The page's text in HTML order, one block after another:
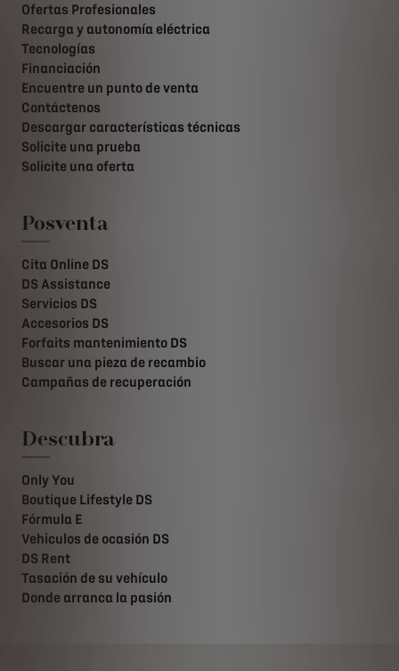
Ofertas Profesionales
Recarga y autonomía eléctrica
Tecnologías
Financiación
Encuentre un punto de venta
Contáctenos
Descargar características técnicas
Solicite una prueba
Solicite una oferta
Posventa
Cita Online DS
DS Assistance
Servicios DS
Accesorios DS
Forfaits mantenimiento DS
Buscar una pieza de recambio
Campañas de recuperación
Descubra
Only You
Boutique Lifestyle DS
Fórmula E
Vehiculos de ocasión DS
DS Rent
Tasación de su vehículo
Donde arranca la pasión